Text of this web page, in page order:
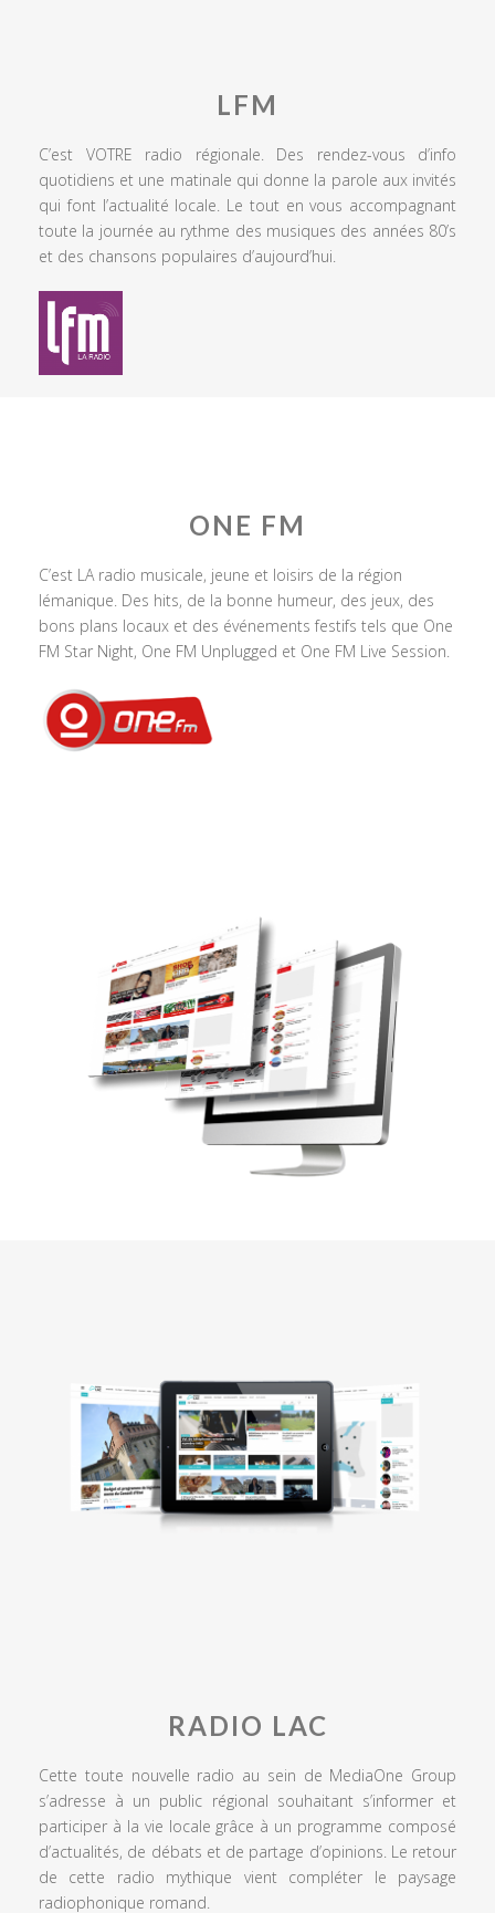
LFM
C’est VOTRE radio régionale. Des rendez-vous d’info
quotidiens et une matinale qui donne la parole aux invités
qui font l’actualité locale. Le tout en vous accompagnant
toute la journée au rythme des musiques des années 80’s
et des chansons populaires d’aujourd’hui.
ONE FM
C’est LA radio musicale, jeune et loisirs de la région
lémanique. Des hits, de la bonne humeur, des jeux, des
bons plans locaux et des événements festifs tels que One
FM Star Night, One FM Unplugged et One FM Live Session.
RADIO LAC
Cette toute nouvelle radio au sein de MediaOne Group
s’adresse à un public régional souhaitant s’informer et
participer à la vie locale grâce à un programme composé
d’actualités, de débats et de partage d’opinions. Le retour
de cette radio mythique vient compléter le paysage
radiophonique romand.